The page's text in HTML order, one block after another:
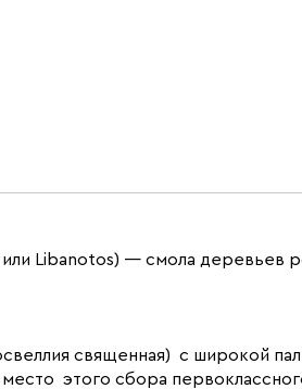
или Libanotos) — смола деревьев
священная) с широкой
этого сбора